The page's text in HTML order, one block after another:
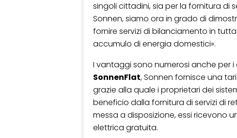
singoli cittadini, sia per la fornitura di
Sonnen, siamo ora in grado di
fornire servizi di bilanciamento in
accumulo di energia domestici».
I vantaggi sono numerosi anche per
SonnenFlat, Sonnen fornisce una
grazie alla quale i proprietari dei
beneficio dalla fornitura di servizi di
messa a disposizione, essi ricevono
elettrica gratuita.